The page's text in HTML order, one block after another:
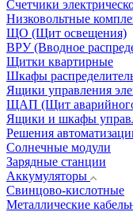
Счетчики
Низковольтные
ЩО (Щит освещения)
ВРУ (Вводное
Щитки квартирные
Шкафы
Ящики управления
ЩАП (Щит
Ящики и шкафы
Решения
Солнечные модули
Зарядные станции
Аккумуляторы
Свинцово-кислотные
Металлические